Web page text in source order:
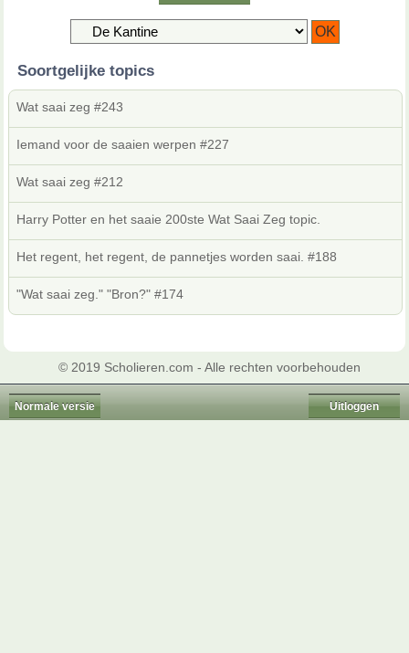
Soortgelijke topics
Wat saai zeg #243
Iemand voor de saaien werpen #227
Wat saai zeg #212
Harry Potter en het saaie 200ste Wat Saai Zeg topic.
Het regent, het regent, de pannetjes worden saai. #188
"Wat saai zeg." "Bron?" #174
© 2019 Scholieren.com - Alle rechten voorbehouden
Normale versie Uitloggen